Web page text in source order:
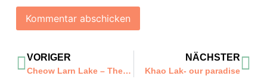
VORIGER
Cheow Larn Lake – The Cobra and I
NÄCHSTER
Khao Lak- our paradise